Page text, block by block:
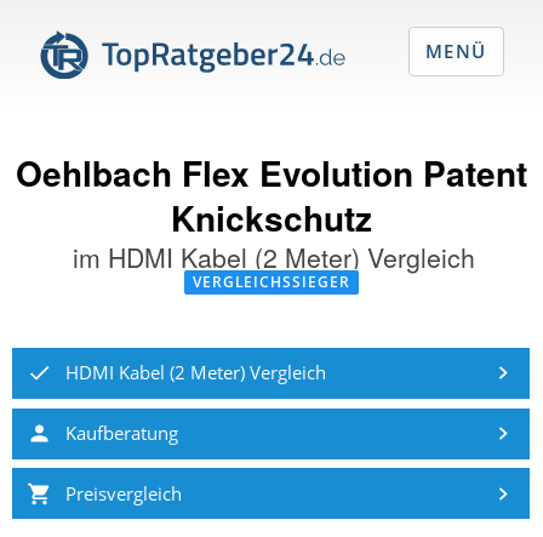
Oehlbach Flex Evolution Patent
Knickschutz
im HDMI Kabel (2 Meter) Vergleich
VERGLEICHSSIEGER
HDMI Kabel (2 Meter) Vergleich
Kaufberatung
Preisvergleich
MENÜ